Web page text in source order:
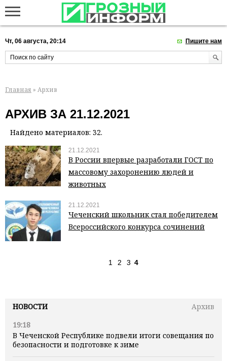
Чт, 06 августа, 20:14 Пишите нам
НОВОСТИ
Архив
19:18
В Чеченской Республике подвели итоги совещания по
безопасности и подготовке к зиме
Главная » Архив
АРХИВ ЗА 21.12.2021
Найдено материалов: 32.
21.12.2021
В России впервые разработали ГОСТ по
массовому захоронению людей и
животных
21.12.2021
Чеченский школьник стал победителем
Всероссийского конкурса сочинений
1 2 3 4